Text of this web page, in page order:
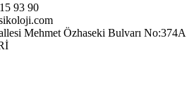
93 90
Mehmet Özhaseki Bulvarı No:374A